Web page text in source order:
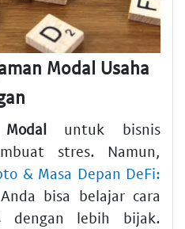
Modal Usaha
untuk bisnis
stres. Namun,
& Masa Depan DeFi:
Anda bisa belajar cara
dengan lebih bijak.